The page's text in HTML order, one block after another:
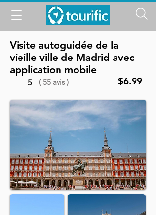
Visite autoguidée de la
vieille ville de Madrid avec
application mobile
5 ( 55 avis ) $6.99